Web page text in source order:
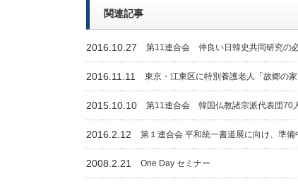
関連記事
2016.10.27 第11連合会 仲良い日韓史共同研究の
2016.11.11 東京・江東区に特別養護老人「故郷の
2015.10.10 第11連合会 韓国仏教諸宗派代表団70
2016.2.12 第１連合会 平和統一書道展に向け、準備
2008.2.21 One Day セミナー